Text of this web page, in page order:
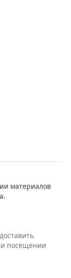
материалов
посещении